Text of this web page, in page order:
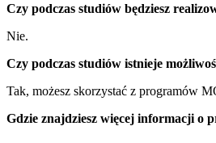
Czy podczas studiów będziesz
Nie.
Czy podczas studiów istnieje
Tak, możesz skorzystać z programów
Gdzie znajdziesz więcej informacji o